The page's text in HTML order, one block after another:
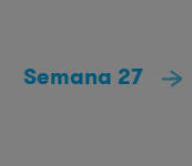
Semana 27